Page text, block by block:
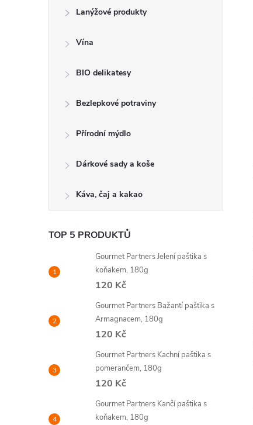
Lanýžové produkty
Vína
BIO delikatesy
Bezlepkové potraviny
Přírodní mýdlo
Dárkové sady a koše
Káva, čaj a kakao
TOP 5 PRODUKTŮ
Gourmet Partners Jelení paštika s
koňakem, 180g
120 Kč
Gourmet Partners Bažantí paštika s
Armagnacem, 180g
120 Kč
Gourmet Partners Kachní paštika s
pomerančem, 180g
120 Kč
Gourmet Partners Kančí paštika s
koňakem, 180g